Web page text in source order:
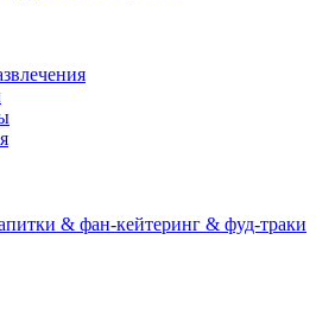
& фан-кейтеринг & фуд-траки